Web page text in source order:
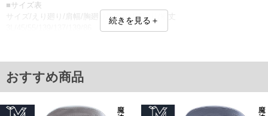
■サイズ表
サイズ/えり廻り/肩幅/胸廻り/胴廻り/腰廻り/裄丈
6L/51/61/157/155/157/90
7L/53/63/163/161/163/90
単位はcm
返品交換希望の方は、商品到着後1週間以内にご連絡ください。
続きを見る＋
おすすめ商品